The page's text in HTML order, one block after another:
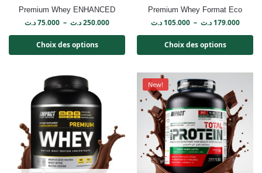
Premium Whey ENHANCED
75.000د.ت – 250.000د.ت
Choix des options
Premium Whey Format Eco
105.000 د.ت – 179.000 د.ت
Choix des options
New!